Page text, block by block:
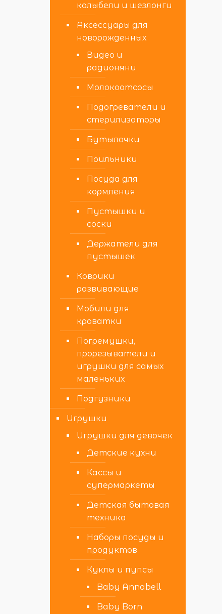
колыбели и шезлонги
Аксессуары для
новорожденных
Видео и
радионяни
Молокоотсосы
Подогреватели и
стерилизаторы
Бутылочки
Поильники
Посуда для
кормления
Пустышки и
соски
Держатели для
пустышек
Коврики
развивающие
Мобили для
кроватки
Погремушки,
прорезыватели и
игрушки для самых
маленьких
Подгузники
Игрушки
Игрушки для девочек
Детские кухни
Кассы и
супермаркеты
Детская бытовая
техника
Наборы посуды и
продуктов
Куклы и пупсы
Baby Annabell
Baby Born